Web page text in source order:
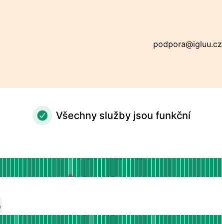
podpora@igluu.cz
Všechny služby jsou funkční
90 DNY
provozuschopnosti pro undefined